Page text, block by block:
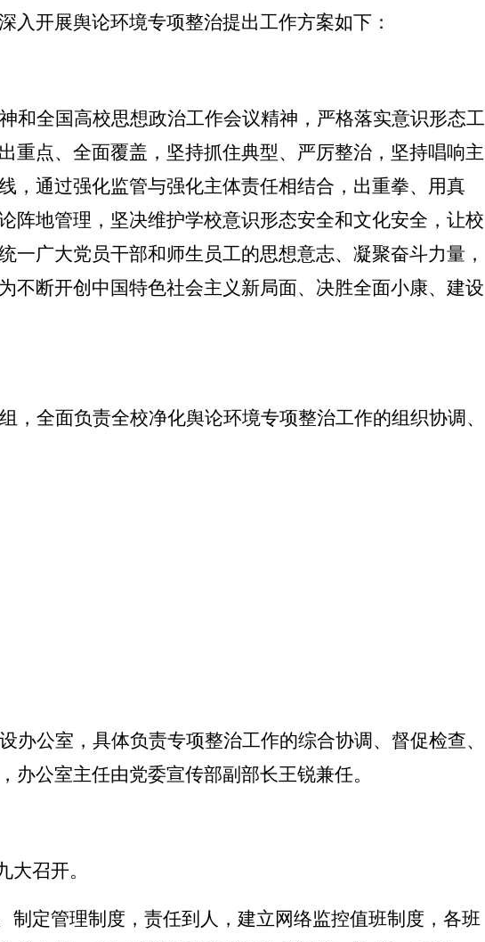
入开展舆论环境专项整治提出工作方案如下：
和全国高校思想政治工作会议精神，严格落实意识形态工
重点、全面覆盖，坚持抓住典型、严厉整治，坚持唱响主
，通过强化监管与强化主体责任相结合，出重拳、用真
阵地管理，坚决维护学校意识形态安全和文化安全，让校
一广大党员干部和师生员工的思想意志、凝聚奋斗力量，
不断开创中国特色社会主义新局面、决胜全面小康、建设
，全面负责全校净化舆论环境专项整治工作的组织协调、
办公室，具体负责专项整治工作的综合协调、督促检查、
公室主任由党委宣传部副部长王锐兼任。
召开。
制定管理制度，责任到人，建立网络监控值班制度，各班